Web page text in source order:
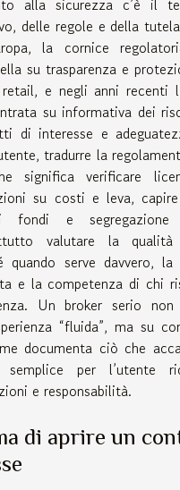
delle regole e della
la cornice
su trasparenza e
e negli anni recenti
su informativa dei
di interesse e
tradurre la
significa verificare
su costi e leva,
fondi e
valutare la qualità
quando serve davvero,
e la competenza di chi
Un broker serio
“fluida”, ma su
documenta ciò che
semplice per l’utente
e responsabilità.
di aprire un